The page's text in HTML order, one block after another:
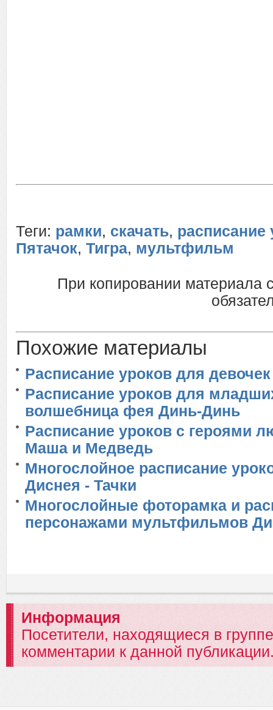
Теги: рамки, скачать, расписание
Пятачок, Тигра, мультфильм
При копировании материала
Похожие материалы
Расписание уроков для
Расписание уроков для
волшебница фея Динь-Динь
Расписание уроков с героями
Маша и Медведь
Многослойное расписание
Диснея - Тачки
Многослойные фоторамка и
персонажами мультфильмов
Информация
Посетители, находящиеся в
комментарии к данной